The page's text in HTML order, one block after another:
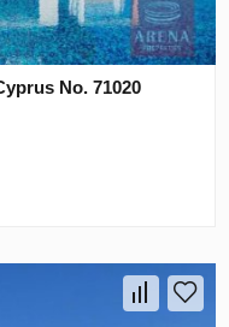
No. 71020